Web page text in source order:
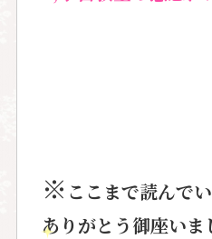
※ ここまで読んで
ありがとう御座いま